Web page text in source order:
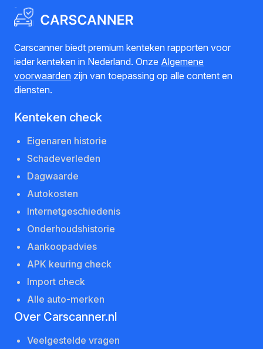
Carscanner biedt premium kenteken rapporten voor
ieder kenteken in Nederland. Onze Algemene
voorwaarden zijn van toepassing op alle content en
diensten.
Kenteken check
Eigenaren historie
Schadeverleden
Dagwaarde
Autokosten
Internetgeschiedenis
Onderhoudshistorie
Aankoopadvies
APK keuring check
Import check
Alle auto-merken
Over Carscanner.nl
Veelgestelde vragen